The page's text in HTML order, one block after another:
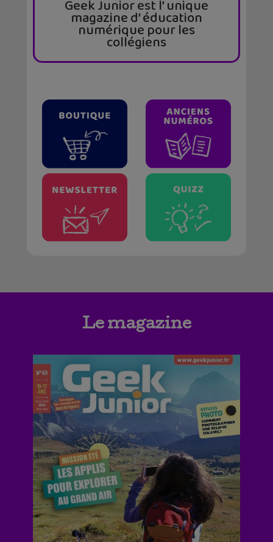
Geek Junior est l’ unique
magazine d’ éducation
numérique pour les
collégiens
Le magazine